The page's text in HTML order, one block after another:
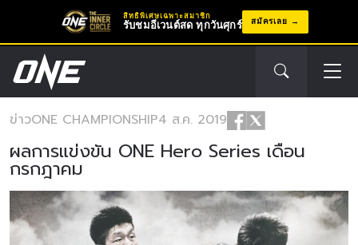
สิทธิพิเศษเฉพาะสมาชิก
รับชมอีเวนต์สด ทุกวันศุกร์ สมัครเลย
ข่าวONE CHAMPIONSHIP4 ส.ค. 2019
ผลการแข่งขัน ONE Hero Series เดือน
กรกฎาคม